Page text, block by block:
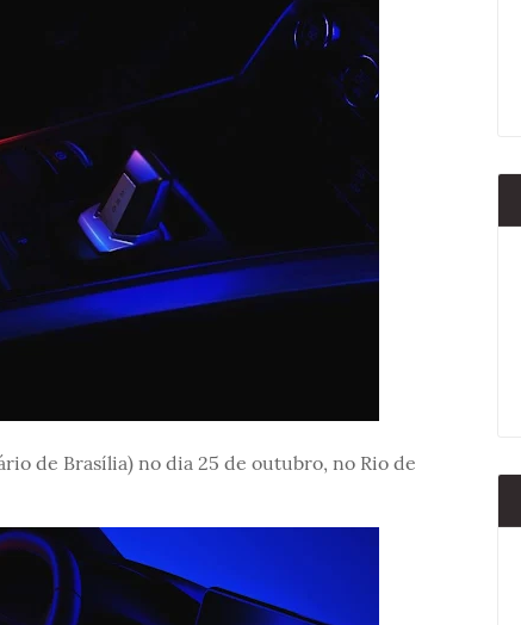
de Brasília) no dia 25 de outubro, no Rio de